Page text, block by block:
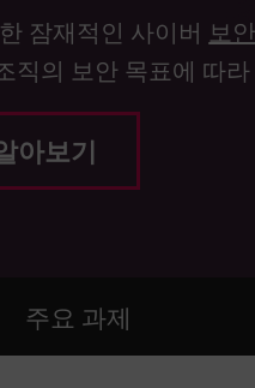
잠재적인 사이버 보안
의 보안 목표에 따
아보기
주요 과제